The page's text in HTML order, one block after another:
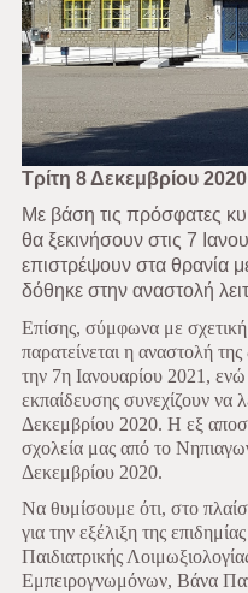
Τρίτη 8 Δεκεμβρίου 2020
Με βάση τις πρόσφατες
θα ξεκινήσουν στις 7
επιστρέψουν στα θρανία
δόθηκε στην αναστολή
Επίσης, σύμφωνα με
παρατείνεται η αναστολή
την 7η Ιανουαρίου 2021, ενώ
εκπαίδευσης συνεχίζουν να
Δεκεμβρίου 2020. Η εξ
σχολεία μας από το
Δεκεμβρίου 2020.
Να θυμίσουμε ότι, στο
για την εξέλιξη της
Παιδιατρικής
Εμπειρογνωμόνων, Βάνα